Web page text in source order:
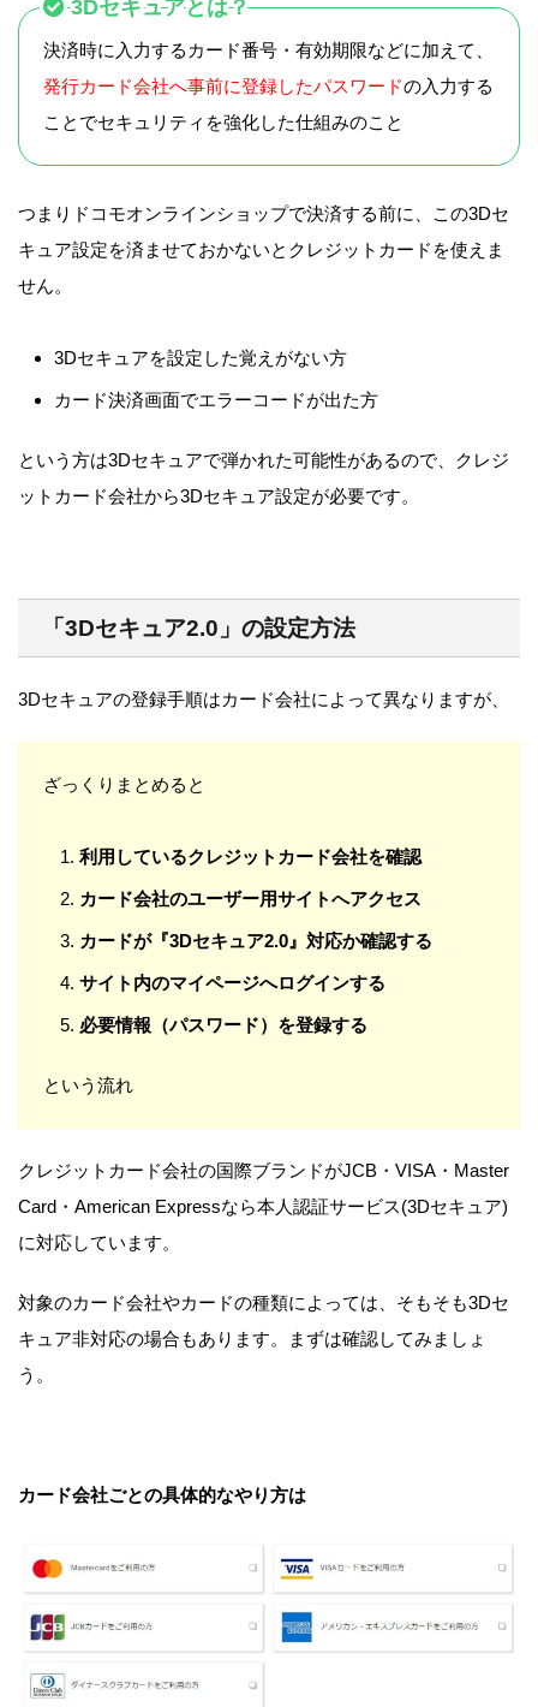
3Dセキュアとは？
決済時に入力するカード番号・有効期限などに加えて、
発行カード会社へ事前に登録したパスワードの入力する
ことでセキュリティを強化した仕組みのこと
つまりドコモオンラインショップで決済する前に、この3Dセ
キュア設定を済ませておかないとクレジットカードを使えま
せん。
3Dセキュアを設定した覚えがない方
カード決済画面でエラーコードが出た方
という方は3Dセキュアで弾かれた可能性があるので、クレジ
ットカード会社から3Dセキュア設定が必要です。
「3Dセキュア2.0」の設定方法
3Dセキュアの登録手順はカード会社によって異なりますが、
ざっくりまとめると
利用しているクレジットカード会社を確認
カード会社のユーザー用サイトへアクセス
カードが『3Dセキュア2.0』対応か確認する
サイト内のマイページへログインする
必要情報（パスワード）を登録する
という流れ
クレジットカード会社の国際ブランドがJCB・VISA・Master
Card・American Expressなら本人認証サービス(3Dセキュア)
に対応しています。
対象のカード会社やカードの種類によっては、そもそも3Dセ
キュア非対応の場合もあります。まずは確認してみましょ
う。
カード会社ごとの具体的なやり方は